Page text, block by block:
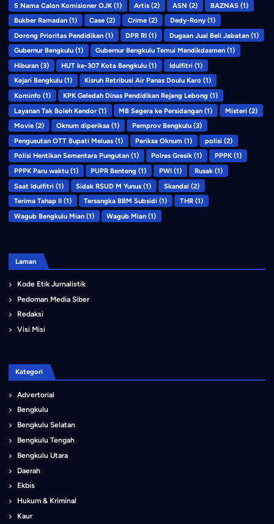
5 Nama Calon Komisioner OJK(1) Artis (2) ASN (2) BAZNAS (1)
Bukber Ramadan(1) Case (2) Crime (2) Dedy-Rony(1)
Dorong Prioritas Pendidikan(1) DPR RI (1) Dugaan Jual Beli Jabatan (1)
Gubernur Bengkulu(1) Gubernur Bengkulu Temui Mendikdasmen (1)
Hiburan(3) HUT ke-307 Kota Bengkulu (1) Idulfitri (1)
Kejari Bengkulu(1) Kisruh Retribusi Air Panas Doulu Karo (1)
Kominfo(1) KPK Geledah Dinas Pendidikan Rejang Lebong (1)
Layanan Tak Boleh Kendor(1) MB Segera ke Persidangan (1) Misteri (2)
Movie(2) Oknum diperiksa (1) Pemprov Bengkulu (3)
Pengusutan OTT Bupati Meluas(1) Periksa Oknum (1) polisi (2)
Polisi Hentikan Sementara Pungutan(1) Polres Gresik (1) PPPK (1)
PPPK Paru waktu(1) PUPR Benteng (1) PWI (1) Rusak (1)
Saat Idulfitri(1) Sidak RSUD M Yunus (1) Skandal (2)
Terima Tahap II(1) Tersangka BBM Subsidi (1) THR (1)
Wagub Bengkulu Mian(1) Wagub Mian (1)
Laman
Kode Etik Jurnalistik
Pedoman Media Siber
Redaksi
Visi Misi
Kategori
Advertorial
Bengkulu
Bengkulu Selatan
Bengkulu Tengah
Bengkulu Utara
Daerah
Ekbis
Hukum & Kriminal
Kaur